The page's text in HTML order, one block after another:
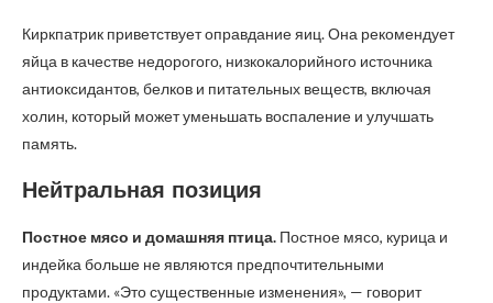
Киркпатрик приветствует оправдание яиц. Она рекомендует
яйца в качестве недорогого, низкокалорийного источника
антиоксидантов, белков и питательных веществ, включая
холин, который может уменьшать воспаление и улучшать
память.
Нейтральная позиция
Постное мясо и домашняя птица. Постное мясо, курица и
индейка больше не являются предпочтительными
продуктами. «Это существенные изменения», — говорит